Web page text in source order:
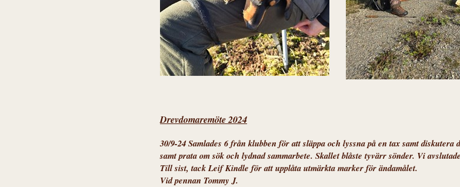
Drevdomaremöte 2024
30/9-24 Samlades 6 från klubben för att släppa och lyssna på en tax samt
samt prata om sök och lydnad sammarbete. Skallet blåste tyvärr sönder. Vi
Till sist, tack Leif Kindle för att upplåta utmärkta marker för ändamålet.
Vid pennan Tommy J.